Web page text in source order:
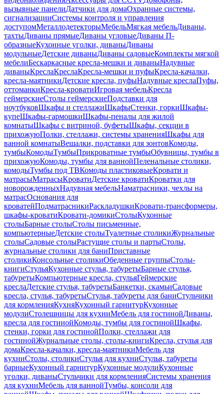
вызывные панелиДатчики для домаОхранные системы,
сигнализацииСистемы контроля и управления
доступомМеталлодетекторыМебельМягкая мебельДиваны,
тахтыДиваны прямыеДиваны угловыеДиваны П-
образныеКухонные уголки, диваныДиваны
модульныеДетские диваныДиваны садовыеКомплекты мягкой
мебелиБескаркасные кресла-мешки и диваныНадувные
диваныКреслаКреслаКресла-мешки и пуфыКресла-качалки,
кресла-маятникиДетские кресла, пуфыНадувные креслаПуфы,
оттоманкиКресла-кроватиИгровая мебельКресла
геймерскиеСтолы геймерскиеПодставки для
ноутбуковШкафы и стеллажиШкафыСтенки, горкиШкафы-
купеШкафы-гармошкиШкафы-пеналы для жилой
комнатыШкафы с витриной, буфетыШкафы, секции в
прихожуюПолки, стеллажи, системы храненияШкафы для
ванной комнатыВешалки, подставки для зонтовКомоды,
тумбыКомодыТумбыПрикроватные тумбыОбувницы, тумбы в
прихожуюКомоды, тумбы для ваннойПеленальные столики,
комодыТумбы под ТВКомоды пластиковыеКровати и
матрасыМатрасыКроватиДетские кроватиКроватки для
новорожденныхНадувная мебельНаматрасники, чехлы на
матрасОснования для
кроватейПодматрасникиРаскладушкиКровати-трансформеры,
шкафы-кроватиКровати-домикиСтолыКухонные
столыБарные столыСтолы письменные,
компьютерныеДетские столыТуалетные столикиЖурнальные
столыСадовые столыРастущие столы и партыСтолы,
журнальные столики для баниПриставные
столикиКонсольные столикиОбеденные группыСтолы-
книгиСтульяКухонные стулья, табуретыБарные стулья,
табуретыКомпьютерные кресла, стульяГеймерские
креслаДетские стулья, табуретыБанкетки, скамьиСадовые
кресла, стулья, табуретыСтулья, табуреты для баниСтульчики
для кормленияКухняКухонный гарнитурКухонные
модулиСтолешницы для кухниМебель для гостинойДиваны,
кресла для гостинойКомоды, тумбы для гостинойШкафы,
стенки, горки для гостинойПолки, стеллажи для
гостинойЖурнальные столы, столы-книгиКресла, стулья для
домаКресла-качалки, кресла-маятникиМебель для
кухниСтолы, столикиСтулья для кухниСтулья, табуреты
барныеКухонный гарнитурКухонные модулиКухонные
уголки, диваныСтульчики для кормленияСистемы хранения
для кухниМебель для ваннойТумбы, консоли для